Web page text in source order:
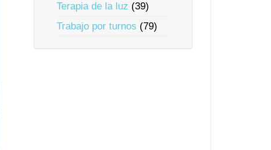
Terapia de la luz (39)
Trabajo por turnos (79)